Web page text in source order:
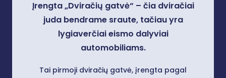
Įrengta „Dviračių gatvė“ – čia dviračiai
juda bendrame sraute, tačiau yra
lygiaverčiai eismo dalyviai
automobiliams​.
Tai pirmoji dviračių gatvė, įrengta pagal